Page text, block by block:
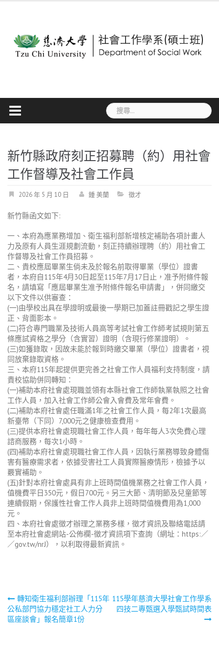
搜
尋
字:
新竹縣政府刻正招募聘（約）用社會
工作督導及社會工作員
2026 年 5 月 10 日 鍾 美蘭 徵才
新竹縣函文如下:
一、本府為應業務增加、衛生福利部新增核定補助各項計畫人
力及原有人員生涯規劃流動，刻正持續辦理聘（約）用社會工
作督導及社會工作員招募。
二、貴校應屆畢業生倘未及於報名前取得畢業（學位）證書
者，本府自115年4月30日起至115年7月17日止，准予附條件報
名，請填寫「應屆畢業生准予附條件報名申請書」，併同繳交
以下文件以供審查：
(一)由學校出具在學證明或最後一學期已加蓋註冊戳記之學生證
正、背面影本。
(二)符合專門職業及技術人員高等考試社會工作師考試規則第五
條應試資格之學分（含實習）證明（含現行修業證明）。
(三)如獲錄取，因故未能於報到時繳交畢業（學位）證書者，視
同放棄錄取資格。
三、本府115年起提供更完善之社會工作人員福利支持制度，請
貴校協助併同轉知：
(一)補助本府社會處現職並領有本縣社會工作師執業執照之社會
工作人員，加入社會工作師公會入會費及常年會費。
(二)補助本府社會處任職滿1年之社會工作人員，每2年1次最高
新臺幣（下同）7,000元之健康檢查費用。
(三)提供本府社會處現職社會工作人員，每年每人3次免費心理
諮商服務，每次1小時。
(四)補助本府社會處現職社會工作人員，因執行業務導致身體傷
害有醫療需求者，依據受害社工人員實際醫療情形，檢據予以
覈實補助。
(五)針對本府社會處具有非上班時間值機業務之社會工作人員，
值機費平日350元，假日700元。另三大節、清明節及兒童節等
連續假期，保護性社會工作人員非上班時間值機費用為1,000
元。
四、本府社會處徵才辦理之業務多樣，徵才資訊及聯絡電話請
至本府社會處網站-公佈欄-徵才資訊項下查詢（網址：https:／
／gov.tw/nrJ），以利取得最新資訊。
文
章
轉知衛生福利部辦理「115年
公私部門協力穩定社工人力分
區座談會」報名簡章1份
115學年慈濟大學社會工作學系
四技二專甄選入學甄試時間表